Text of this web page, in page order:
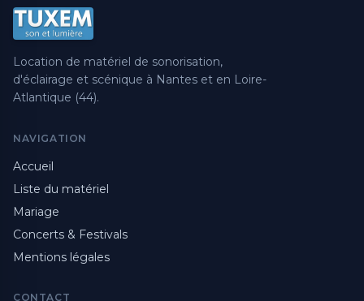
Location de matériel de sonorisation,
d'éclairage et scénique à Nantes et en Loire-
Atlantique (44).
NAVIGATION
Accueil
Liste du matériel
Mariage
Concerts & Festivals
Mentions légales
CONTACT